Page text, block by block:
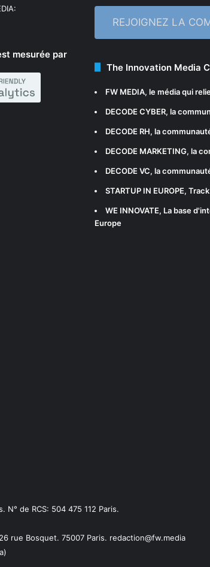
mesurée par
REJOIGNEZ LA
The Innovation Media
FW MEDIA, le média qui
DECODE CYBER, la
DECODE RH, la
DECODE MARKETING, la
DECODE VC, la
STARTUP IN EUROPE,
WE INNOVATE, La base
Europe
N° de RCS: 504 475 112 Paris.
rue Bosquet. 75007 Paris. redaction@fw.media